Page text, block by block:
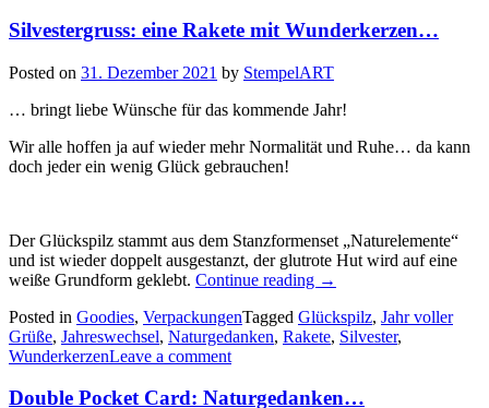
Hintergrund…“
Silvestergruss: eine Rakete mit Wunderkerzen…
Posted on 31. Dezember 2021 by StempelART
… bringt liebe Wünsche für das kommende Jahr!
Wir alle hoffen ja auf wieder mehr Normalität und Ruhe… da kann
doch jeder ein wenig Glück gebrauchen!
Der Glückspilz stammt aus dem Stanzformenset „Naturelemente“
und ist wieder doppelt ausgestanzt, der glutrote Hut wird auf eine
weiße Grundform geklebt. Continue reading „Silvestergruss:
Rakete
mit
→
Posted in Goodies, VerpackungenTagged Glückspilz, Jahr voller
Grüße, Jahreswechsel, Naturgedanken, Rakete, Silvester,
WunderkerzenLeave a comment
Double Pocket Card: Naturgedanken…